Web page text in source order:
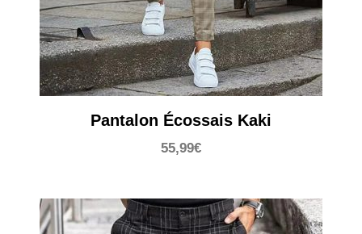
Pantalon Écossais Kaki
55,99€